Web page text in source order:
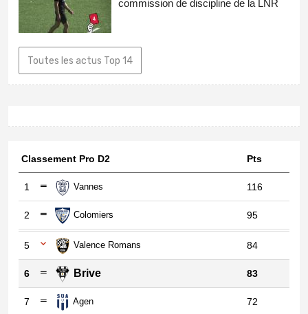
commission de discipline de la LNR
Toutes les actus Top 14
Classement Pro D2 Pts
1 Vannes 116
2 Colomiers 95
5 Valence Romans 84
6 Brive 83
7 Agen 72